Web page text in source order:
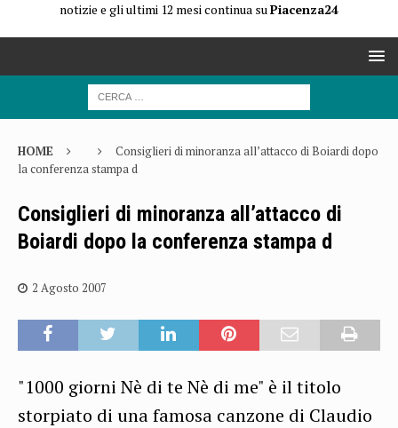
notizie e gli ultimi 12 mesi continua suPiacenza24
HOME
Consiglieri di minoranza all’attacco di Boiardi dopo
la conferenza stampa d
Consiglieri di minoranza all’attacco di
Boiardi dopo la conferenza stampa d
2 Agosto 2007
"1000 giorni Nè di te Nè di me" è il titolo
storpiato di una famosa canzone di Claudio